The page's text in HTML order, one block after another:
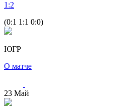
1 :2
(0:1 1:1 0:0)
ЮГР
О матче
23 Май